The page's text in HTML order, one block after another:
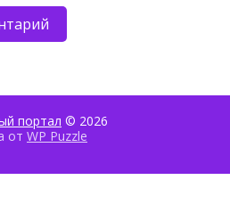
портал © 2026
от WP Puzzle